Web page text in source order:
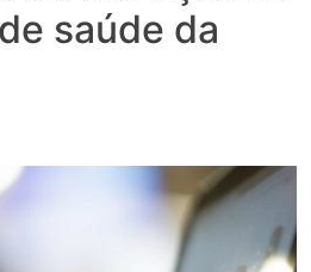
saúde da